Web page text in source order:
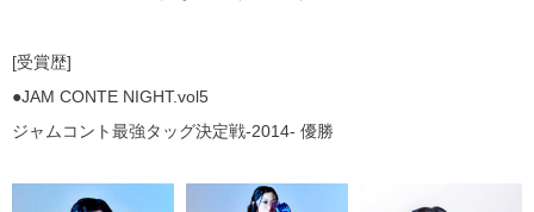
[受賞歴]
●JAM CONTE NIGHT.vol5
ジャムコント最強タッグ決定戦-2014- 優勝